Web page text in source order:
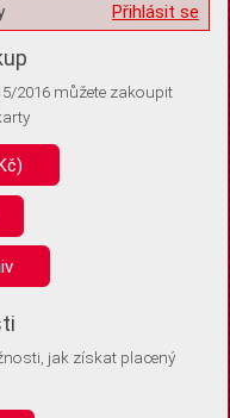
informací
ukládat žádné informace
požádali o souhlas s
zařízení, a
vašeho zařízení, abychom se
později upravit ve Správě
Přihlásit se
2016 můžete zakoupit
jak získat placený